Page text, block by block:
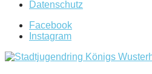
Datenschutz
Facebook
Instagram